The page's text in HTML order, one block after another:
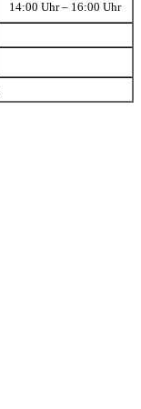
14:00 Uhr – 16:00 Uhr